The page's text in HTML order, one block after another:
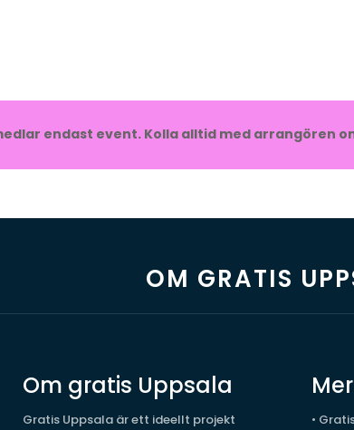
endast event. Kolla alltid med arrangören
OM GRATIS
Om gratis Uppsala
Gratis Uppsala är ett ideellt projekt •